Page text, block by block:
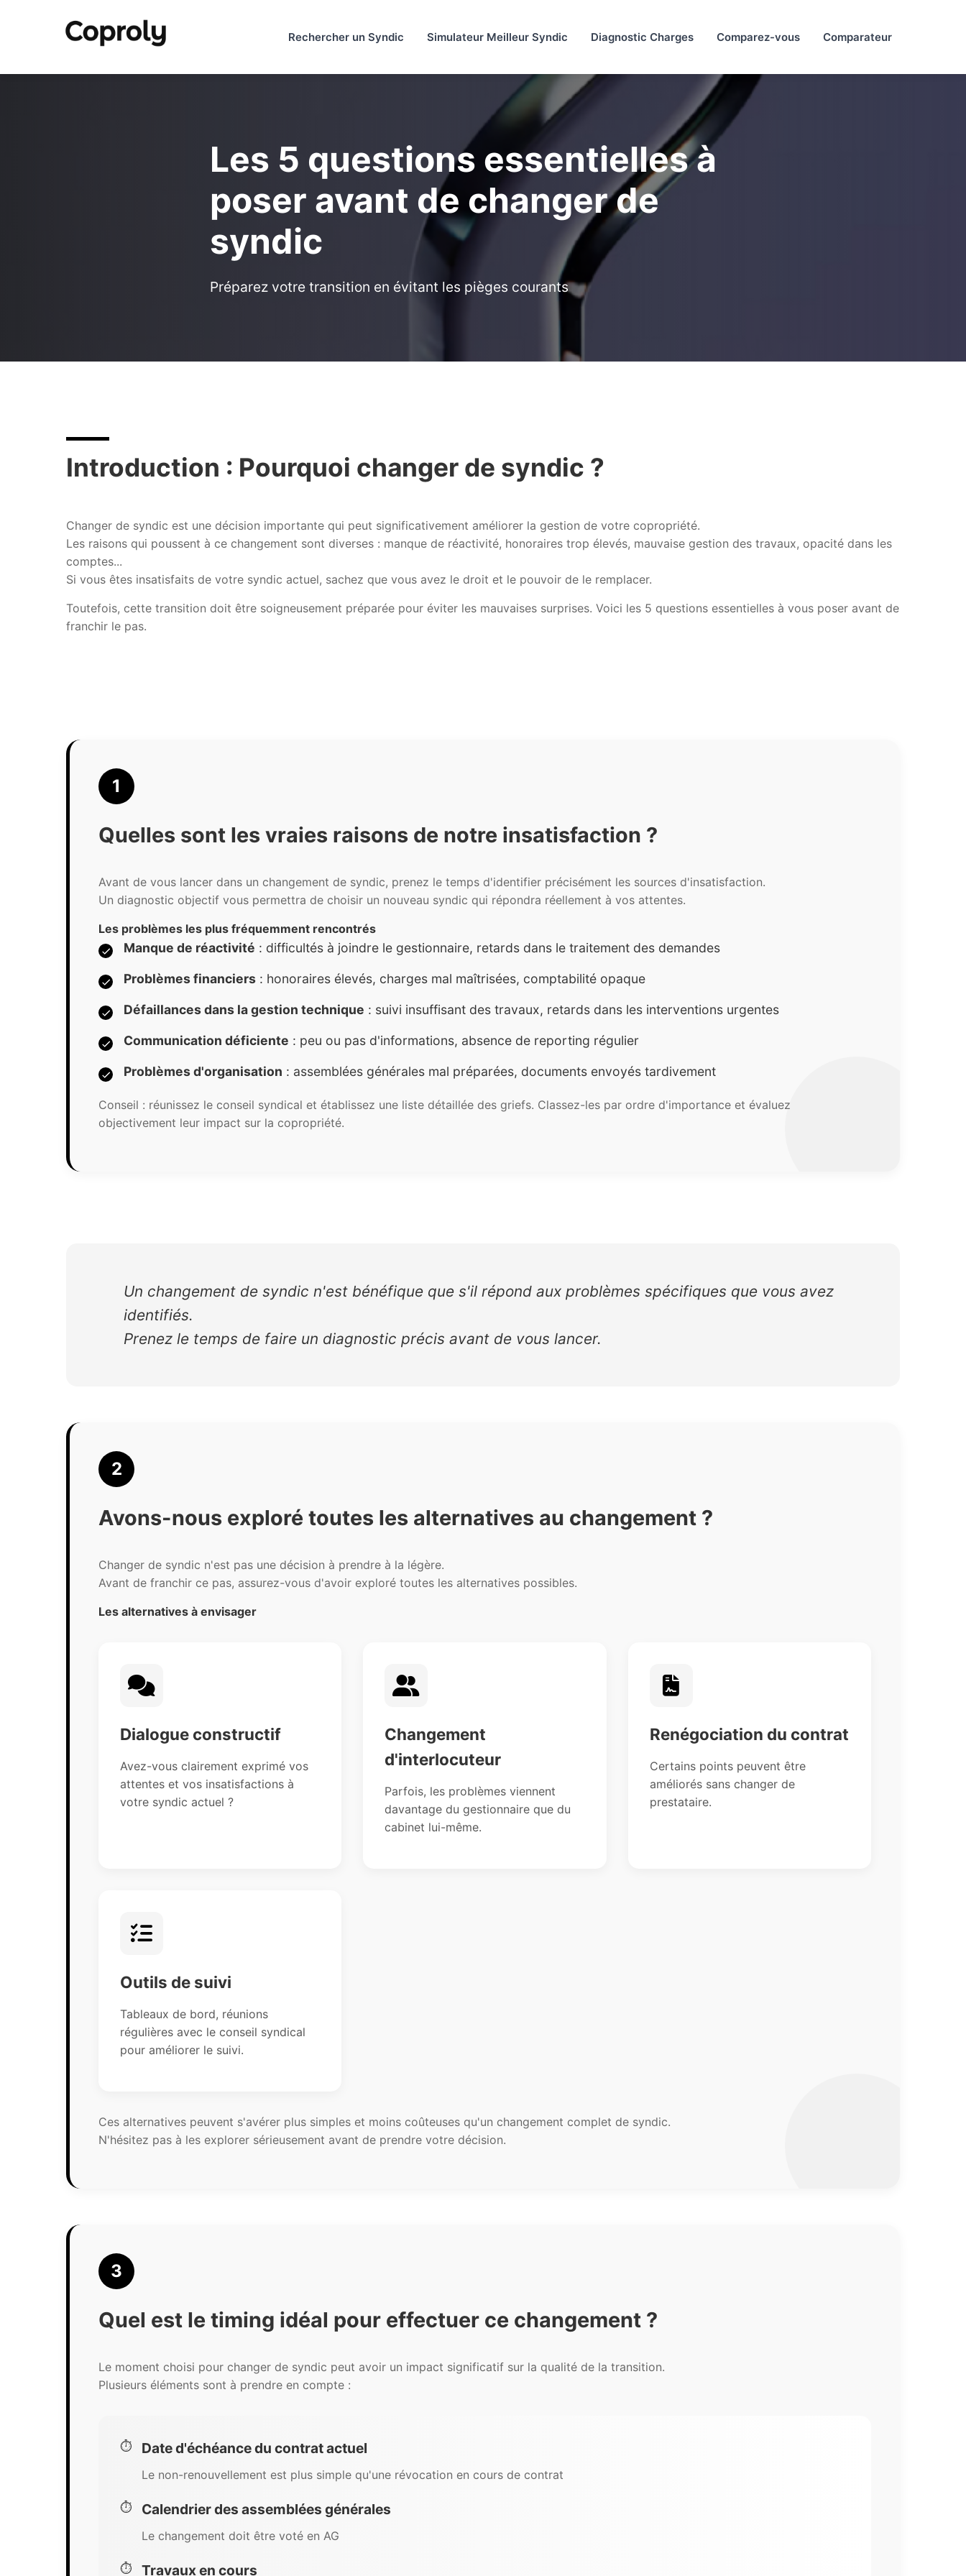
Rechercher un Syndic Simulateur Meilleur Syndic Diagnostic Charges Comparez-vous Comparateur
Les 5 questions essentielles à
poser avant de changer de
syndic
Préparez votre transition en évitant les pièges courants
Introduction : Pourquoi changer de syndic ?
Changer de syndic est une décision importante qui peut significativement améliorer la gestion de votre copropriété.
Les raisons qui poussent à ce changement sont diverses : manque de réactivité, honoraires trop élevés, mauvaise gestion des travaux, opacité dans les
comptes...
Si vous êtes insatisfaits de votre syndic actuel, sachez que vous avez le droit et le pouvoir de le remplacer.
Toutefois, cette transition doit être soigneusement préparée pour éviter les mauvaises surprises. Voici les 5 questions essentielles à vous poser avant de
franchir le pas.
1
Quelles sont les vraies raisons de notre insatisfaction ?
Avant de vous lancer dans un changement de syndic, prenez le temps d'identifier précisément les sources d'insatisfaction.
Un diagnostic objectif vous permettra de choisir un nouveau syndic qui répondra réellement à vos attentes.
Les problèmes les plus fréquemment rencontrés
Manque de réactivité : difficultés à joindre le gestionnaire, retards dans le traitement des demandes
Problèmes financiers : honoraires élevés, charges mal maîtrisées, comptabilité opaque
Défaillances dans la gestion technique : suivi insuffisant des travaux, retards dans les interventions urgentes
Communication déficiente : peu ou pas d'informations, absence de reporting régulier
Problèmes d'organisation : assemblées générales mal préparées, documents envoyés tardivement
Conseil : réunissez le conseil syndical et établissez une liste détaillée des griefs. Classez-les par ordre d'importance et évaluez
objectivement leur impact sur la copropriété.
Un changement de syndic n'est bénéfique que s'il répond aux problèmes spécifiques que vous avez
identifiés.
Prenez le temps de faire un diagnostic précis avant de vous lancer.
2
Avons-nous exploré toutes les alternatives au changement ?
Changer de syndic n'est pas une décision à prendre à la légère.
Avant de franchir ce pas, assurez-vous d'avoir exploré toutes les alternatives possibles.
Les alternatives à envisager
Dialogue constructif
Avez-vous clairement exprimé vos
attentes et vos insatisfactions à
votre syndic actuel ?
Changement
d'interlocuteur
Parfois, les problèmes viennent
davantage du gestionnaire que du
cabinet lui-même.
Renégociation du contrat
Certains points peuvent être
améliorés sans changer de
prestataire.
Outils de suivi
Tableaux de bord, réunions
régulières avec le conseil syndical
pour améliorer le suivi.
Ces alternatives peuvent s'avérer plus simples et moins coûteuses qu'un changement complet de syndic.
N'hésitez pas à les explorer sérieusement avant de prendre votre décision.
3
Quel est le timing idéal pour effectuer ce changement ?
Le moment choisi pour changer de syndic peut avoir un impact significatif sur la qualité de la transition.
Plusieurs éléments sont à prendre en compte :
Date d'échéance du contrat actuel
Le non-renouvellement est plus simple qu'une révocation en cours de contrat
Calendrier des assemblées générales
Le changement doit être voté en AG
Travaux en cours